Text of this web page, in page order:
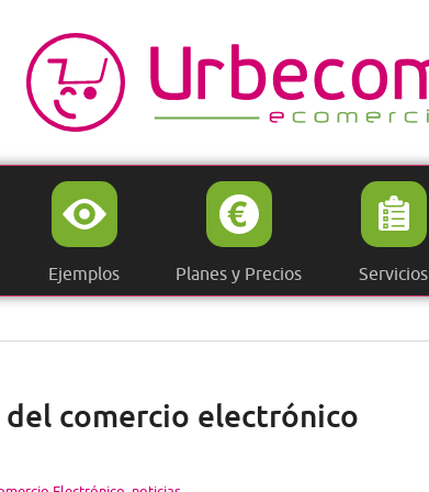
Ejemplos Planes y Precios Servicios
del comercio electrónico